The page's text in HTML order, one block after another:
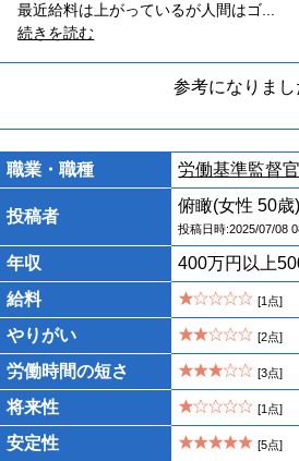
最近給料は上がっているが人間はゴ...
続きを読む
参考になりまし
職業・職種 労働基準監督官
投稿者
俯瞰(女性 50歳)
投稿日時:2025/07/08
年収
400万円以上
給料
[1点]
やりがい [2点]
労働時間の短さ [3点]
将来性 [1点]
安定性 [5点]